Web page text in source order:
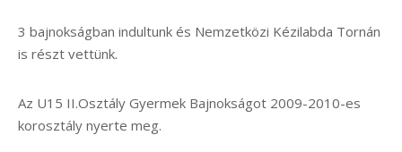
3 bajnokságban indultunk és Nemzetközi Kézilabda Tornán
is részt vettünk.
Az U15 II.Osztály Gyermek Bajnokságot 2009-2010-es
korosztály nyerte meg.